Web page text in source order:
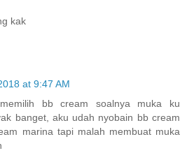
kak
at 9:47 AM
bb cream soalnya muka ku
banget, aku udah nyobain bb cream
marina tapi malah membuat muka